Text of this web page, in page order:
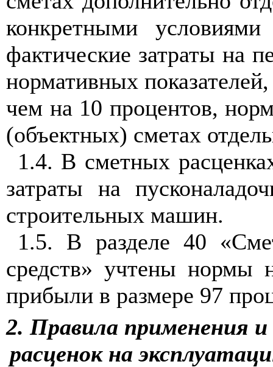
конкретными
фактические затраты на
нормативных
чем на 10 процентов,
(объектных) сметах
1.4. В сметных
затраты на пусконал
строительных машин.
1.5. В разделе 40
средств» учтены нормы
прибыли в размере 97
2. Правила применения
расценок на